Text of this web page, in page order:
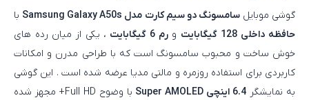
گوشی موبایلسامسونگ دو سیم کارت مدل Samsung Galaxy A50s
با
حافظه داخلی 128 گیگابایت ورم 6 گیگابایت
، یکی از میان‌ رده‌ های
خوش‌ ساخت و محبوب سامسونگ است که با طراحی مدرن و امکانات
کاربردی برای استفاده روزمره و مالتی‌ مدیا عرضه شده است . این گوشی
به نمایشگر 6.4 اینچی Super AMOLED با وضوح Full HD+ مجهز شده